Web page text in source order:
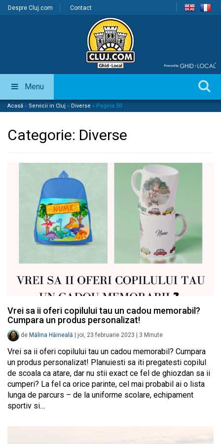
Despre Cluj.com Contact
Menu
Acasă » Servicii in Cluj » Diverse » Pagina 50
Categorie: Diverse
Vrei sa ii oferi copilului tau un cadou memorabil?
Cumpara un produs personalizat!
de Mălina Hăineală joi, 23 februarie 2023 3 Minute
Vrei sa ii oferi copilului tau un cadou memorabil? Cumpara
un produs personalizat! Planuiesti sa iti pregatesti copilul
de scoala ca atare, dar nu stii exact ce fel de ghiozdan sa ii
cumperi? La fel ca orice parinte, cel mai probabil ai o lista
lunga de parcurs – de la uniforme scolare, echipament
sportiv si…